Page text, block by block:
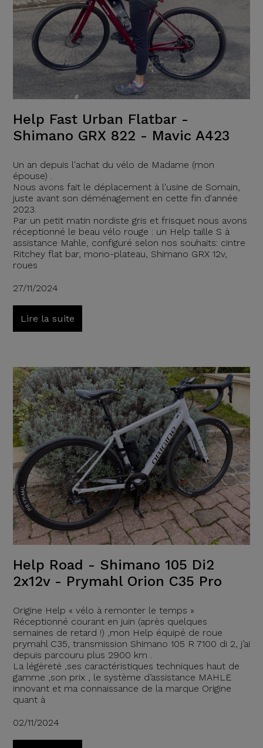
Help Fast Urban Flatbar -
Shimano GRX 822 - Mavic A423
Un an depuis l'achat du vélo de Madame (mon
épouse) .
Nous avons fait le déplacement à l'usine de Somain,
juste avant son déménagement en cette fin d'année
2023.
Par un petit matin nordiste gris et frisquet nous avons
réceptionné le beau vélo rouge : un Help taille S à
assistance Mahle, configuré selon nos souhaits: cintre
Ritchey flat bar, mono-plateau, Shimano GRX 12v,
roues
27/11/2024
Lire la suite
Help Road - Shimano 105 Di2
2x12v - Prymahl Orion C35 Pro
Origine Help « vélo à remonter le temps »
Réceptionné courant en juin (après quelques
semaines de retard !) ,mon Help équipé de roue
prymahl C35, transmission Shimano 105 R 7100 di 2, j’ai
depuis parcouru plus 2900 km .
La légèreté ,ses caractéristiques techniques haut de
gamme ,son prix , le système d’assistance MAHLE
innovant et ma connaissance de la marque Origine
quant à
02/11/2024